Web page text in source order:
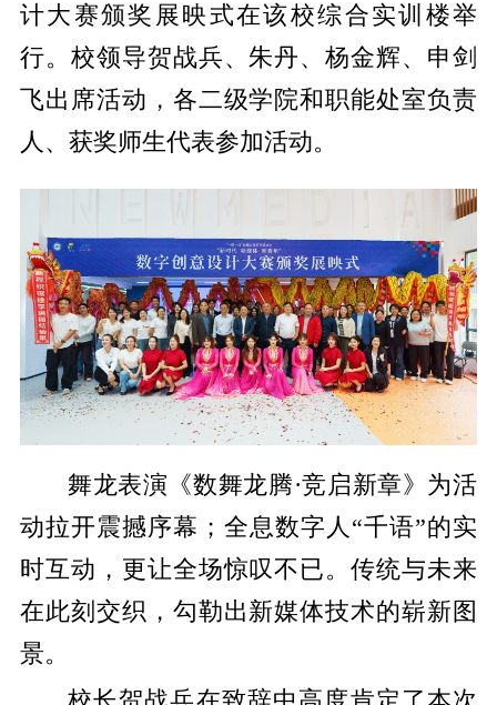
计大赛颁奖展映式在该校综合实训楼举
行。校领导贺战兵、朱丹、杨金辉、申剑
飞出席活动，各二级学院和职能处室负责
人、获奖师生代表参加活动。
舞龙表演《数舞龙腾·竞启新章》为活
动拉开震撼序幕；全息数字人“千语”的实
时互动，更让全场惊叹不已。传统与未来
在此刻交织，勾勒出新媒体技术的崭新图
景。